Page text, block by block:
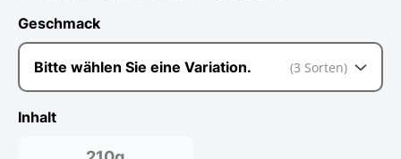
Geschmack
(3 Sorten)
Geschmack
Bitte wählen Sie eine Variation.
Inhalt